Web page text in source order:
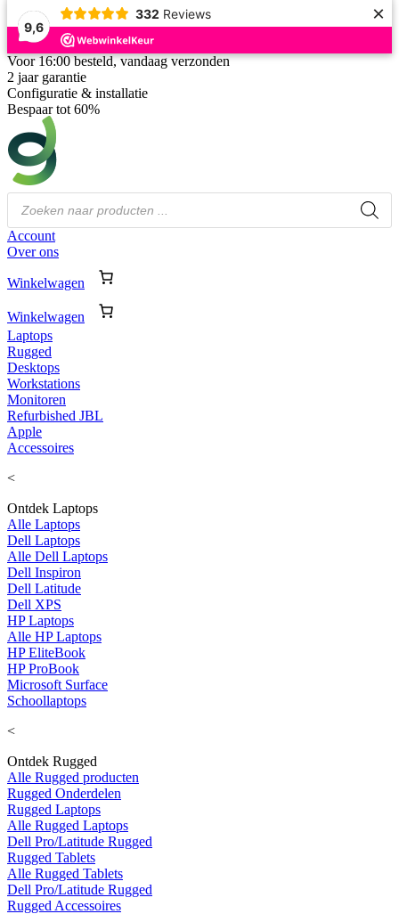
9,6
332 Reviews ×
Voor 16:00 besteld, vandaag verzonden
2 jaar garantie
Configuratie & installatie
Bespaar tot 60%
Producten
zoeken
Account
Over ons
Winkelwagen
Winkelwagen
Laptops
Rugged
Desktops
Workstations
Monitoren
Refurbished JBL
Apple
Accessoires
<
Ontdek Laptops
Alle Laptops
Dell Laptops
Alle Dell Laptops
Dell Inspiron
Dell Latitude
Dell XPS
HP Laptops
Alle HP Laptops
HP EliteBook
HP ProBook
Microsoft Surface
Schoollaptops
<
Ontdek Rugged
Alle Rugged producten
Rugged Onderdelen
Rugged Laptops
Alle Rugged Laptops
Dell Pro/Latitude Rugged
Rugged Tablets
Alle Rugged Tablets
Dell Pro/Latitude Rugged
Rugged Accessoires